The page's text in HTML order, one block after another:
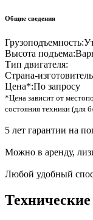
Общие сведения
Грузоподъемность:
Высота подъема:
Тип двигателя:
Страна-
Цена*:По запросу
*Цена зависит от
состояния техники (для
5 лет гарантии на
Можно в аренду,
Любой удобный